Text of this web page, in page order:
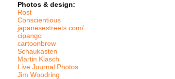
Photos & design:
Rost
Conscientious
japanesestreets.com/
cipango
cartoonbrew
Schaukasten
Martin Klasch
Live Journal Photos
Jim Woodring